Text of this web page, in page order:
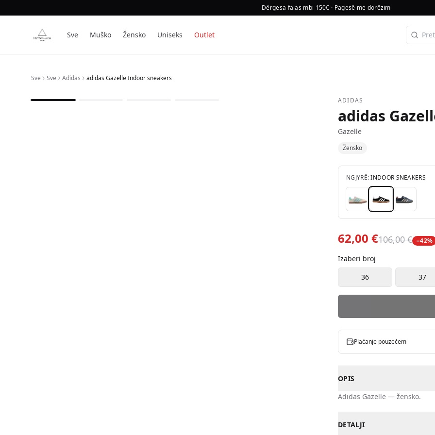
Dërgesa falas mbi 150€ · Pagesë me dorëzim
Sve Muško Žensko Uniseks Outlet
Sve Sve Adidas adidas Gazelle Indoor sneakers
ADIDAS
adidas
Gazelle
Žensko
NGJYRË:INDOOR SNEAKERS
62,00 €106,00 € −42%
Izaberi broj
36 37
Plaćanje pouzećem
OPIS
Adidas Gazelle — žensko.
DETALJI